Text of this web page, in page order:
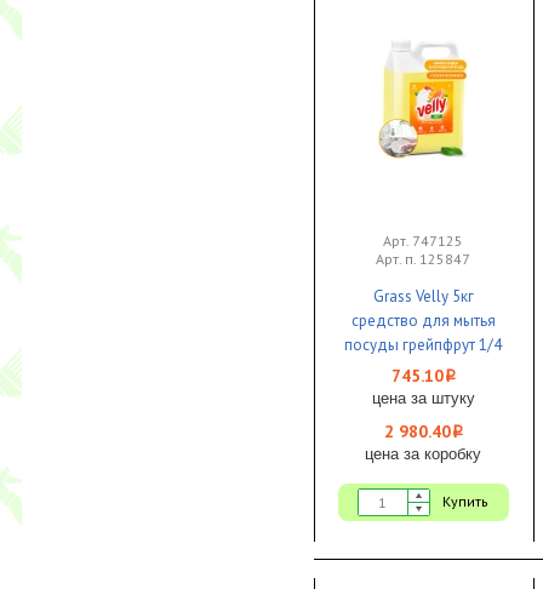
Арт. 747125
Арт. п. 125847
Grass Velly 5кг
средство для мытья
посуды грейпфрут 1/4
ЧЗ
745.10i
цена за штуку
2 980.40i
цена за коробку
Купить